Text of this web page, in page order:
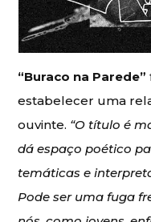
“Buraco na Parede”
estabelecer uma
ouvinte. “O título é
dá espaço poético
temáticas e
Pode ser uma fuga